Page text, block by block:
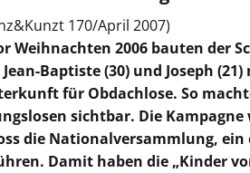
170/April 2007)
Weihnachten 2006 bauten der
Baptiste (30) und Joseph
für Obdachlose. So
sichtbar. Die
die Nationalversammlung,
Damit haben die „Kinder